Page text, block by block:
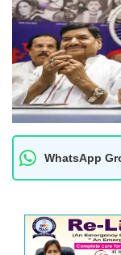
WhatsApp